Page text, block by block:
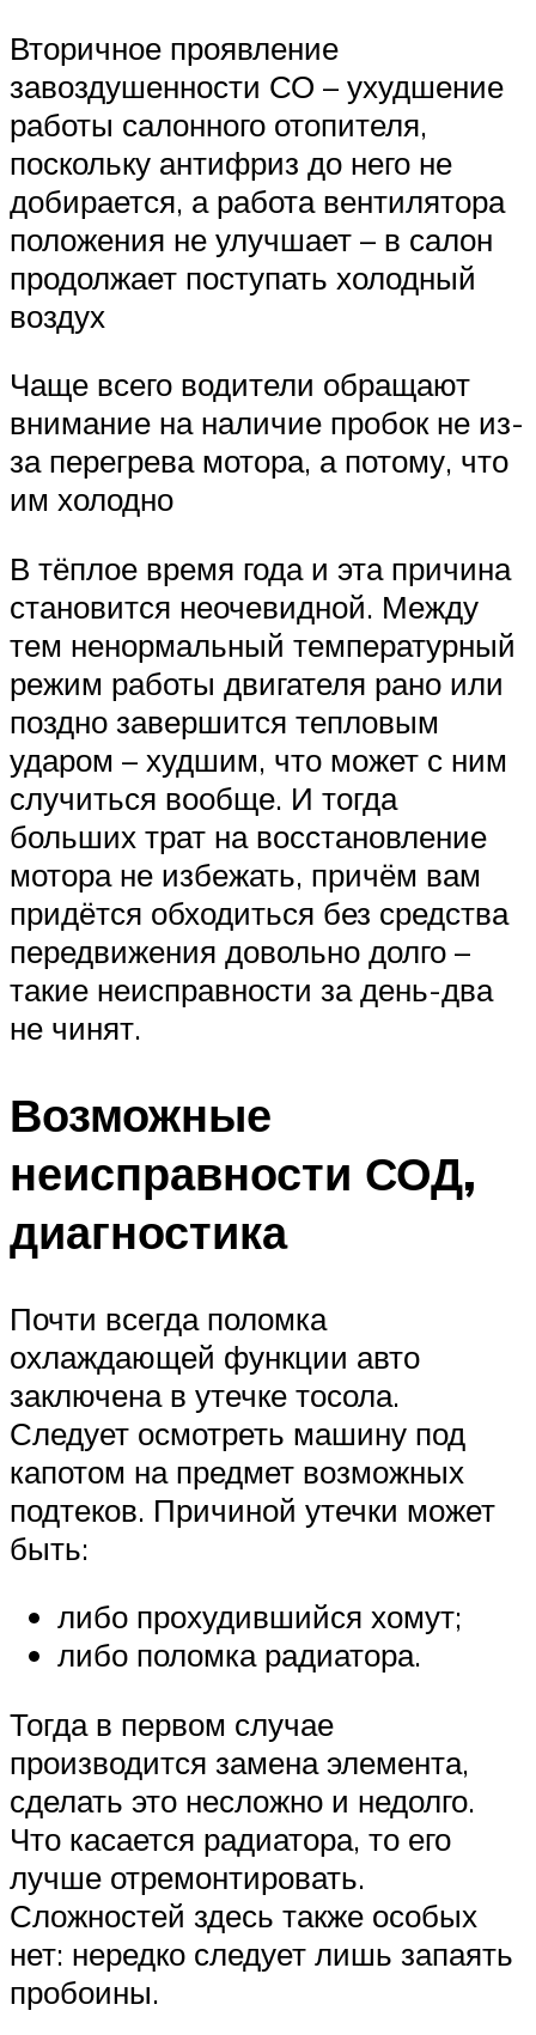
Вторичное проявление
завоздушенности СО – ухудшение
работы салонного отопителя,
поскольку антифриз до него не
добирается, а работа вентилятора
положения не улучшает – в салон
продолжает поступать холодный
воздух
Чаще всего водители обращают
внимание на наличие пробок не из-
за перегрева мотора, а потому, что
им холодно
В тёплое время года и эта причина
становится неочевидной. Между
тем ненормальный температурный
режим работы двигателя рано или
поздно завершится тепловым
ударом – худшим, что может с ним
случиться вообще. И тогда
больших трат на восстановление
мотора не избежать, причём вам
придётся обходиться без средства
передвижения довольно долго –
такие неисправности за день-два
не чинят.
Возможные
неисправности СОД,
диагностика
Почти всегда поломка
охлаждающей функции авто
заключена в утечке тосола.
Следует осмотреть машину под
капотом на предмет возможных
подтеков. Причиной утечки может
быть:
либо прохудившийся хомут;
либо поломка радиатора.
Тогда в первом случае
производится замена элемента,
сделать это несложно и недолго.
Что касается радиатора, то его
лучше отремонтировать.
Сложностей здесь также особых
нет: нередко следует лишь запаять
пробоины.